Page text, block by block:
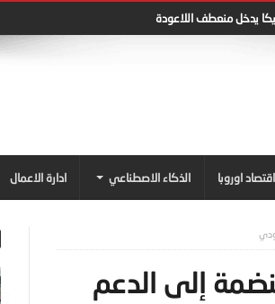
يدخل منعطف اللاعودة
اقتصاد اوروبا الذكاء الاصطناعي ادارة الاعمال
إلى الدعم